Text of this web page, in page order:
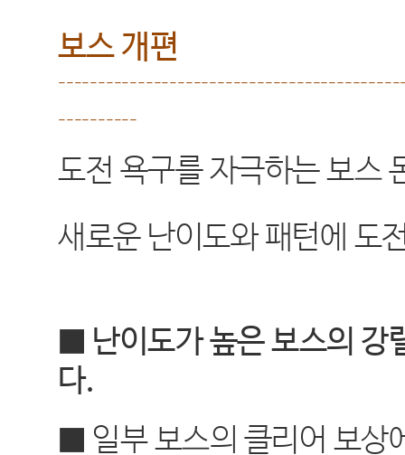
보스 개편
----------
도전 욕구를 자극하는 보스
새로운 난이도와 패턴에 도
■ 난이도가 높은 보스의 강
다.
■ 일부 보스의 클리어 보